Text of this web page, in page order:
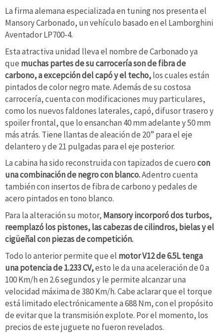
La firma alemana especializada en tuning nos presenta el
Mansory Carbonado, un vehículo basado en el Lamborghini
Aventador LP700-4.
Esta atractiva unidad lleva el nombre de Carbonado ya
que muchas partes de su carrocería son de fibra de
carbono, a excepción del capó y el techo,los cuales están
pintados de color negro mate. Además de su costosa
carrocería, cuenta con modificaciones muy particulares,
como los nuevos faldones laterales, capó, difusor trasero y
spoiler frontal, que lo ensanchan 40 mm adelante y 50 mm
más atrás. Tiene llantas de aleación de 20” para el eje
delantero y de 21 pulgadas para el eje posterior.
La cabina ha sido reconstruida con tapizados de cuerocon
una combinación de negro con blanco.Adentro cuenta
también con insertos de fibra de carbono y pedales de
acero pintados en tono blanco.
Para la alteración su motor, Mansory incorporó dos turbos,
reemplazó los pistones, las cabezas de cilindros, bielas y el
cigüeñal con piezas de competición.
Todo lo anterior permite que el motor V12 de 6.5L tenga
una potencia de 1.233 CV,esto le da una aceleración de 0 a
100 Km/h en 2.6 segundos y le permite alcanzar una
velocidad máxima de 380 Km/h. Cabe aclarar que el torque
está limitado electrónicamente a 688 Nm, con el propósito
de evitar que la transmisión explote. Por el momento, los
precios de este juguete no fueron revelados.